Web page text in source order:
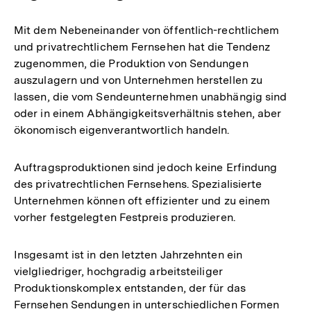
Mit dem Nebeneinander von öffentlich-rechtlichem
und privatrechtlichem Fernsehen hat die Tendenz
zugenommen, die Produktion von Sendungen
auszulagern und von Unternehmen herstellen zu
lassen, die vom Sendeunternehmen unabhängig sind
oder in einem Abhängigkeitsverhältnis stehen, aber
ökonomisch eigenverantwortlich handeln.
Auftragsproduktionen sind jedoch keine Erfindung
des privatrechtlichen Fernsehens. Spezialisierte
Unternehmen können oft effizienter und zu einem
vorher festgelegten Festpreis produzieren.
Insgesamt ist in den letzten Jahrzehnten ein
vielgliedriger, hochgradig arbeitsteiliger
Produktionskomplex entstanden, der für das
Fernsehen Sendungen in unterschiedlichen Formen